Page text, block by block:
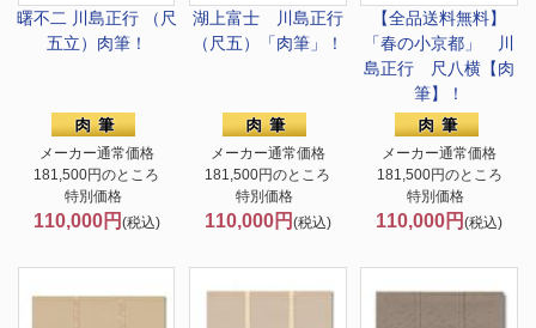
曙不二 川島正行 （尺
五立）肉筆！
メーカー通常価格
181,500円のところ
特別価格
110,000円 (税込)
湖上富士 川島正行
（尺五）「肉筆」！
メーカー通常価格
181,500円のところ
特別価格
110,000円 (税込)
【全品送料無料】
「春の小京都」 川
島正行 尺八横【肉
筆】！
メーカー通常価格
181,500円のところ
特別価格
110,000円(税込)